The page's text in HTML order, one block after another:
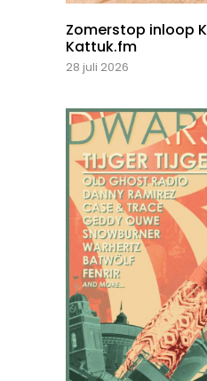
Zomerstop inloop
Kattuk.fm
28 juli 2026